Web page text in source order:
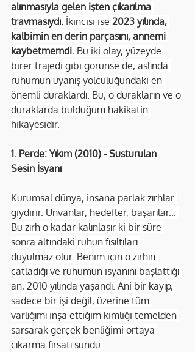
alınmasıyla gelen işten çıkarılma
travmasıydı. İkincisi ise 2023 yılında,
kalbimin en derin parçasını, annemi
kaybetmemdi. Bu iki olay, yüzeyde
birer trajedi gibi görünse de, aslında
ruhumun uyanış yolculuğundaki en
önemli duraklardı. Bu, o durakların ve o
duraklarda bulduğum hakikatin
hikayesidir.
1. Perde: Yıkım (2010) - Susturulan
Sesin İsyanı
Kurumsal dünya, insana parlak zırhlar
giydirir. Unvanlar, hedefler, başarılar...
Bu zırh o kadar kalınlaşır ki bir süre
sonra altındaki ruhun fısıltıları
duyulmaz olur. Benim için o zırhın
çatladığı ve ruhumun isyanını başlattığı
an, 2010 yılında yaşandı. Ani bir kayıp,
sadece bir işi değil, üzerine tüm
varlığımı inşa ettiğim kimliği temelden
sarsarak gerçek benliğimi ortaya
çıkarma fırsatı sundu.